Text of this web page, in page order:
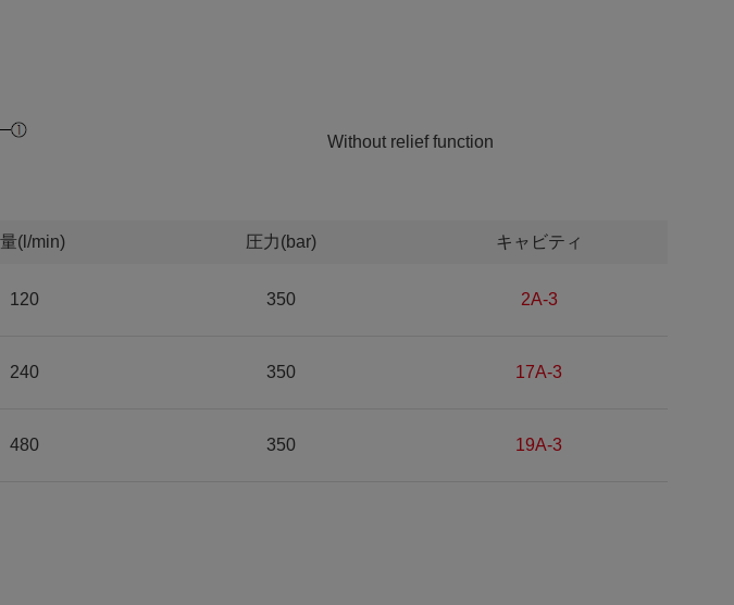
Without relief function
(l/min) 圧力(bar) キャビティ
120 350 2A-3
240 350 17A-3
480 350 19A-3